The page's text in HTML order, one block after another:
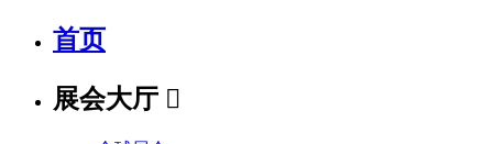
首页
展会大厅 